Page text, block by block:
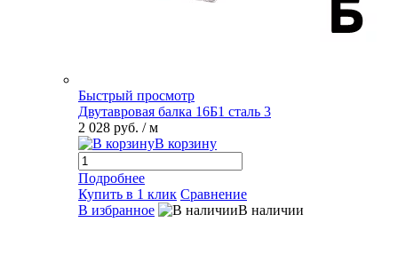
Быстрый просмотр
Двутавровая балка 16Б1 сталь 3
2 028 руб. / м
В корзину
Подробнее
Купить в 1 клик Сравнение
В избранное
В наличии